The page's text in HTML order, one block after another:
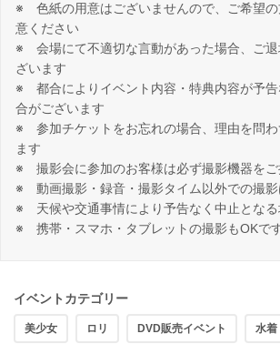
※ 色紙の用意はございませんので、ご希望の
意ください
※ 会場にて不適切な言動があった場合、ご退
ざいます
※ 都合によりイベント内容・特典内容が予告
合がございます
※ 参加チケットをお忘れの場合、理由を問わ
ます
※ 撮影会に参加のお客様は必ず撮影機器をご
※ 動画撮影・録音・撮影タイム以外での撮影
※ 天候や交通事情により予告なく中止となる
※ 携帯・スマホ・タブレットの撮影もOKで
イベントカテゴリー
美少女 ロリ DVD販売イベント 水着